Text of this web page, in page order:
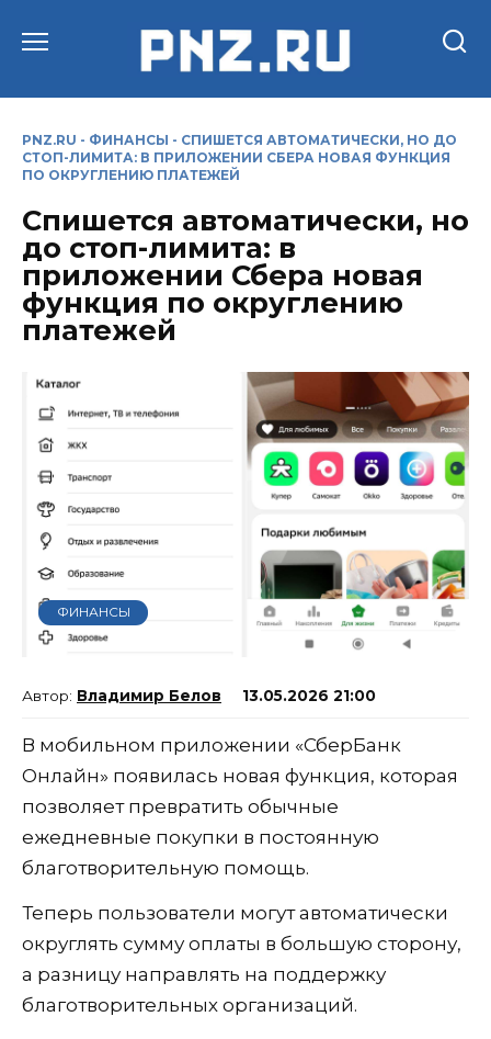
PNZ.RU - ФИНАНСЫ - СПИШЕТСЯ АВТОМАТИЧЕСКИ, НО ДО
СТОП-ЛИМИТА: В ПРИЛОЖЕНИИ СБЕРА НОВАЯ ФУНКЦИЯ
ПО ОКРУГЛЕНИЮ ПЛАТЕЖЕЙ
Спишется автоматически, но
до стоп-лимита: в
приложении Сбера новая
функция по округлению
платежей
ФИНАНСЫ
Владимир Белов 13.05.2026 21:00
В мобильном приложении «СберБанк
Онлайн» появилась новая функция, которая
позволяет превратить обычные
ежедневные покупки в постоянную
благотворительную помощь.
Теперь пользователи могут автоматически
округлять сумму оплаты в большую сторону,
а разницу направлять на поддержку
благотворительных организаций.